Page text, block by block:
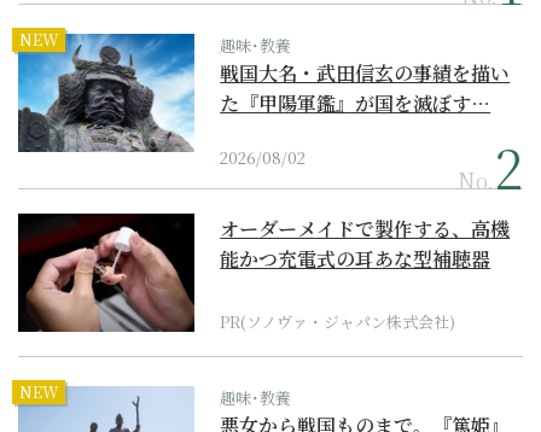
NEW 趣味･教養
戦国大名・武田信玄の事績を描い
た『甲陽軍鑑』が国を滅ぼす…
2026/08/02
No.
オーダーメイドで製作する、高機
能かつ充電式の耳あな型補聴器
PR(ソノヴァ・ジャパン株式会社)
NEW 趣味･教養
悪女から戦国ものまで。『篤姫』